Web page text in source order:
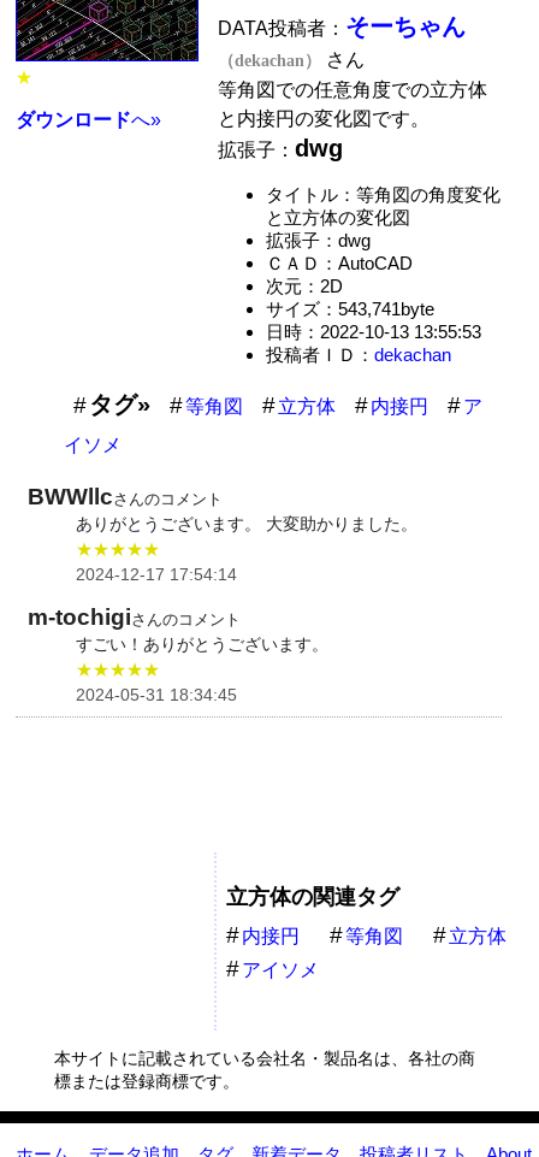
★
ダウンロードへ»
DATA投稿者： そーちゃん
（dekachan）
さん
等角図での任意角度での立方体
と内接円の変化図です。
拡張子：dwg
タイトル：等角図の角度変化
と立方体の変化図
拡張子：dwg
ＣＡＤ：AutoCAD
次元：2D
サイズ：543,741byte
日時：2022-10-13 13:55:53
投稿者ＩＤ： dekachan
タグ» 等角図 立方体 内接円
ア
イソメ
BWWllcさんのコメント
ありがとうございます。 大変助かりました。
★★★★★
2024-12-17 17:54:14
m-tochigiさんのコメント
すごい！ありがとうございます。
★★★★★
2024-05-31 18:34:45
立方体の関連タグ
内接円 等角図
立方体
アイソメ
本サイトに記載されている会社名・製品名は、各社の商
標または登録商標です。